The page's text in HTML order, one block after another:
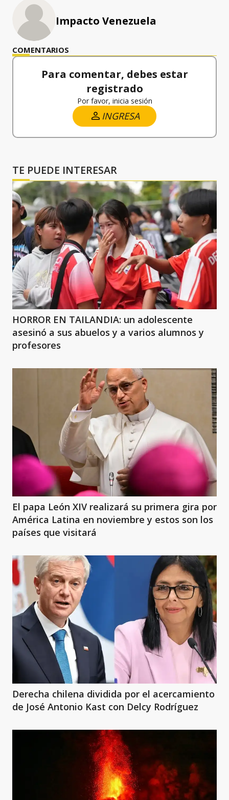
Impacto Venezuela
COMENTARIOS
Para comentar, debes estar
registrado
Por favor, inicia sesión
INGRESA
TE PUEDE INTERESAR
HORROR EN TAILANDIA: un adolescente
asesinó a sus abuelos y a varios alumnos y
profesores
El papa León XIV realizará su primera gira por
América Latina en noviembre y estos son los
países que visitará
Derecha chilena dividida por el acercamiento
de José Antonio Kast con Delcy Rodríguez